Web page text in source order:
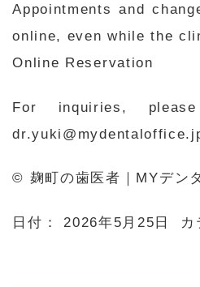
Appointments and
online, even while the
Online Reservation
For inquiries,
© 麹町の歯医者｜MYデン
日付：2026年5月25日 カ